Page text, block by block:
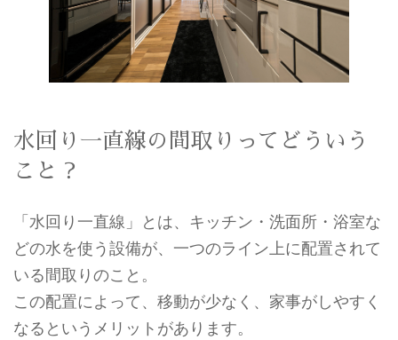
水回り一直線の間取りってどういう
こと？
「水回り一直線」とは、キッチン・洗面所・浴室な
どの水を使う設備が、一つのライン上に配置されて
いる間取りのこと。
この配置によって、移動が少なく、家事がしやすく
なるというメリットがあります。